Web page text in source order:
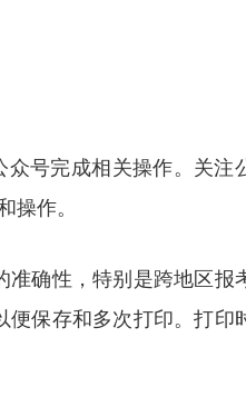
众号完成相关操作。关注
操作。
准确性，特别是跨地区报
便保存和多次打印。打印